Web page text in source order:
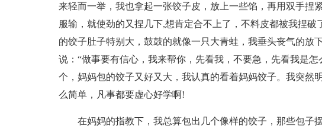
来轻而一举，我也拿起一张饺子皮，放上一些馅，再用双手捏
服输，就使劲的又捏几下,想肯定合不上了，不料皮都被我捏
的饺子肚子特别大，鼓鼓的就像一只大青蛙，我垂头丧气的放
说：“做事要有信心，我来帮你，先看我，不要急，先看我是
个，妈妈包的饺子又好又大，我认真的看着妈妈饺子。我突然
么简单，凡事都要虚心好学啊!
在妈妈的指教下，我总算包出几个像样的饺子，那些包子